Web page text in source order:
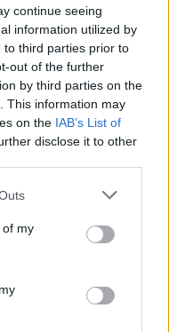
continue seeing
information utilized by
to third parties prior to
out of the further
by third parties on the
This information may
on the IAB’s List of
disclose it to other
of my
η συλλογή
μπορεί να
λόγους
περιοδικού
έξυπνης
με τις οποίες
σε θέση να
καταναλωτές